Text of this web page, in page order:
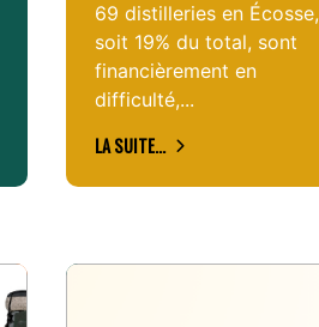
69 distilleries en Écosse,
soit 19% du total, sont
financièrement en
difficulté,...
LA SUITE...